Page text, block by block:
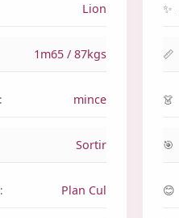
Lion
1m65 / 87kgs
mince
Sortir
Plan Cul